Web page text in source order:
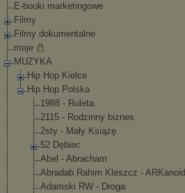
E-booki marketingowe
Filmy
Filmy dokumentalne
moje
MUZYKA
Hip Hop Kielce
Hip Hop Polska
1988 - Ruleta
2115 - Rodzinny biznes
2sty - Mały Książę
52 Dębiec
Abel - Abracham
Abradab Rahim Kleszcz - ARKanoid
Adamski RW - Droga